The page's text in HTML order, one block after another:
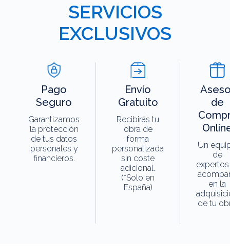
SERVICIOS
EXCLUSIVOS
Pago
Seguro
Garantizamos
la protección
de tus datos
personales y
financieros.
Envío
Gratuito
Recibirás tu
obra de
forma
personalizada
sin coste
adicional.
(*Solo en
España)
de
Un
de
en la
de tu